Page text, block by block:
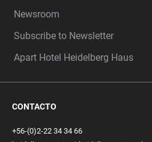
Newsroom
Subscribe to Newsletter
Apart Hotel Heidelberg Haus
CONTACTO
+56-(0)2-22 34 34 66